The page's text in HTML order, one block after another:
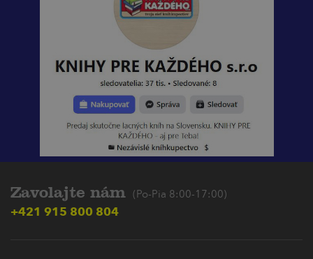
Zavolajte nám (Po-Pia 8:00-17:00)
+421 915 800 804